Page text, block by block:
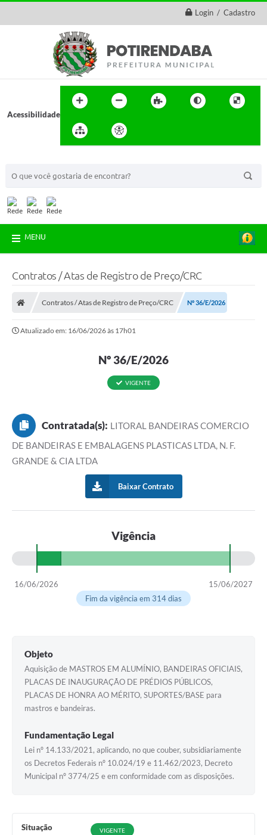
Login / Cadastro
Acessibilidade
MENU
Contratos / Atas de Registro de Preço/CRC
Contratos / Atas de Registro de Preço/CRC Nº 36/E/2026
Atualizado em: 16/06/2026 às 17h01
Nº 36/E/2026
VIGENTE
Contratada(s): LITORAL BANDEIRAS COMERCIO
DE BANDEIRAS E EMBALAGENS PLASTICAS LTDA, N. F.
GRANDE & CIA LTDA
Baixar Contrato
Vigência
16/06/2026
15/06/2027
Fim da vigência em 314 dias
Objeto
Aquisição de MASTROS EM ALUMÍNIO, BANDEIRAS OFICIAIS,
PLACAS DE INAUGURAÇÃO DE PRÉDIOS PÚBLICOS,
PLACAS DE HONRA AO MÉRITO, SUPORTES/BASE para
mastros e bandeiras.
Fundamentação Legal
Lei nº 14.133/2021, aplicando, no que couber, subsidiariamente
os Decretos Federais nº 10.024/19 e 11.462/2023, Decreto
Municipal nº 3774/25 e em conformidade com as disposições.
Situação VIGENTE